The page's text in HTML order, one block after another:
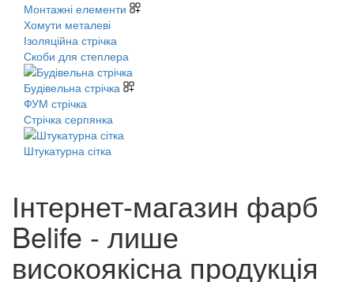
Монтажні елементи
Хомути металеві
Ізоляційна стрічка
Скоби для степлера
Будівельна стрічка
ФУМ стрічка
Стрічка серпянка
Штукатурна сітка
Інтернет-магазин фарб
Belife - лише
високоякісна продукція